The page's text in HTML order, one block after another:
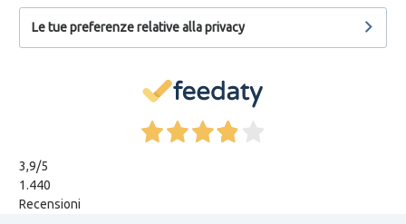
Le tue preferenze relative alla privacy
3,9/5
1.440
Recensioni